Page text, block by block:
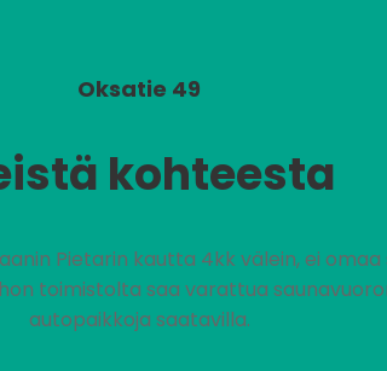
Oksatie 49
kohteesta
Pietarin kautta 4kk välein, ei
toimistolta saa varattua
autopaikkoja saatavilla.